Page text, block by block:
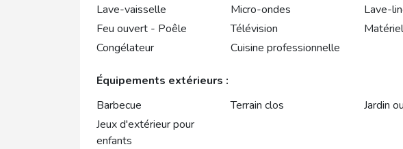
Lave-vaisselle
Micro-ondes
Lave-
Feu ouvert - Poêle
Télévision
Congélateur
Cuisine professionnelle
Équipements extérieurs :
Barbecue
Terrain clos
Jardin
Jeux d'extérieur pour
enfants